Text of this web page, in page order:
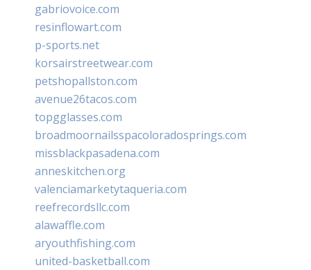
gabriovoice.com
resinflowart.com
p-sports.net
korsairstreetwear.com
petshopallston.com
avenue26tacos.com
topgglasses.com
broadmoornailsspacoloradosprings.com
missblackpasadena.com
anneskitchen.org
valenciamarketytaqueria.com
reefrecordsllc.com
alawaffle.com
aryouthfishing.com
united-basketball.com